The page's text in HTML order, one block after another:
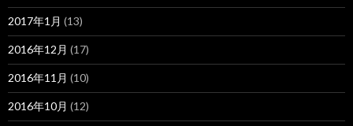
2017年1月 (13)
2016年12月 (17)
2016年11月 (10)
2016年10月 (12)